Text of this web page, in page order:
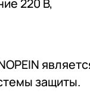
220 В,
защиты.